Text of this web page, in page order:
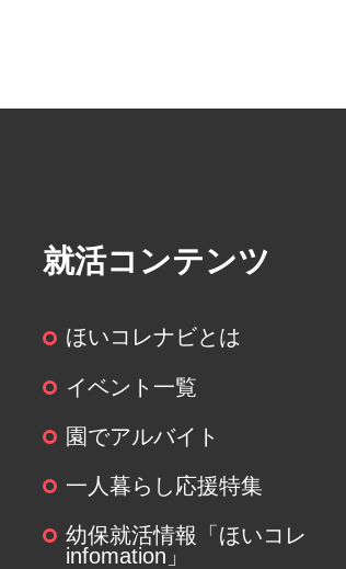
就活コンテンツ
ほいコレナビとは
イベント一覧
園でアルバイト
一人暮らし応援特集
幼保就活情報「ほいコレ
infomation」